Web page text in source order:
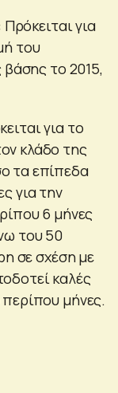
για
του
βάσης το 2015,
για το
κλάδο της
τα επίπεδα
για την
6 μήνες
του 50
σε σχέση με
καλές
μήνες.